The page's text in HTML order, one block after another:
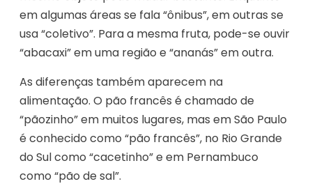
em algumas áreas se fala “ônibus”, em outras se
usa “coletivo”. Para a mesma fruta, pode-se ouvir
“abacaxi” em uma região e “ananás” em outra.
As diferenças também aparecem na
alimentação. O pão francês é chamado de
“pãozinho” em muitos lugares, mas em São Paulo
é conhecido como “pão francês”, no Rio Grande
do Sul como “cacetinho” e em Pernambuco
como “pão de sal”.